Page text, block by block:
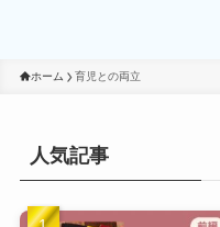
ホーム 育児との両立
人気記事